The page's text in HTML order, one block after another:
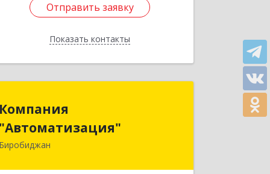
Отправить заявку
Показать контакты
Отправить заявку
Назад
Компания
"Автоматизация"
Биробиджан
"Автоматизация"
679016, Еврейская Аобл, Биробиджан